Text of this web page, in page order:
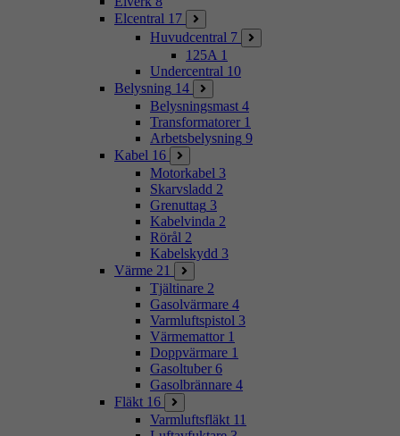
Elcentral 17
Huvudcentral 7
125A 1
Undercentral 10
Belysning 14
Belysningsmast 4
Transformatorer 1
Arbetsbelysning 9
Kabel 16
Motorkabel 3
Skarvsladd 2
Grenuttag 3
Kabelvinda 2
Rörål 2
Kabelskydd 3
Värme 21
Tjältinare 2
Gasolvärmare 4
Varmluftspistol 3
Värmemattor 1
Doppvärmare 1
Gasoltuber 6
Gasolbrännare 4
Fläkt 16
Varmluftsfläkt 11